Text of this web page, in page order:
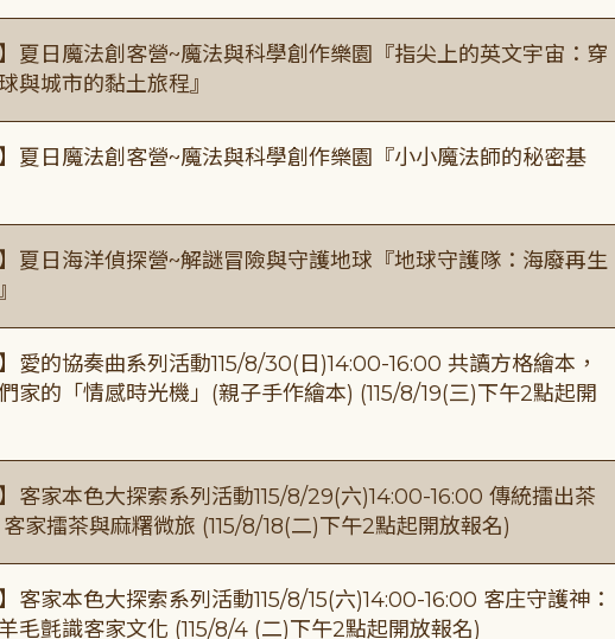
】夏日魔法創客營~魔法與科學創作樂園『指尖上的英文宇宙：穿
與城市的黏土旅程』
】夏日魔法創客營~魔法與科學創作樂園『小小魔法師的秘密基
】夏日海洋偵探營~解謎冒險與守護地球『地球守護隊：海廢再生
愛的協奏曲系列活動115/8/30(日)14:00-16:00 共讀方格繪本，
家的「情感時光機」(親子手作繪本) (115/8/19(三)下午2點起開
】客家本色大探索系列活動115/8/29(六)14:00-16:00 傳統擂出茶
家擂茶與麻糬微旅 (115/8/18(二)下午2點起開放報名)
客家本色大探索系列活動115/8/15(六)14:00-16:00 客庄守護神：
毛氈識客家文化 (115/8/4 (二)下午2點起開放報名)